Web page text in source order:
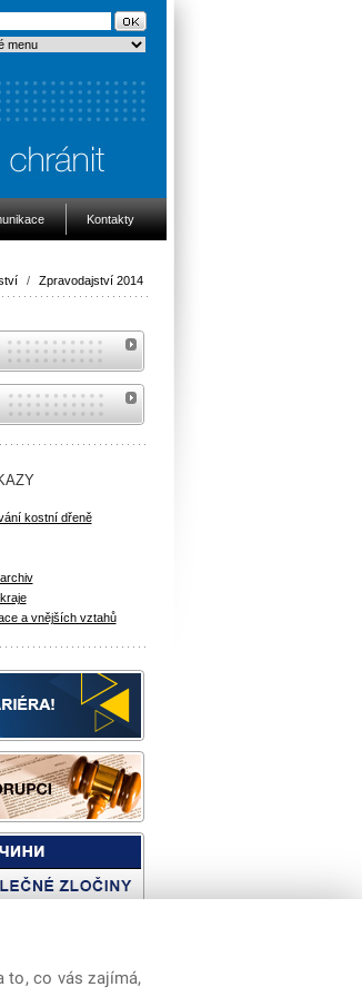
Kontakty
/ Zpravodajství 2014
ČR
kostní dřeně
a vnějších vztahů
to, co vás zajímá,